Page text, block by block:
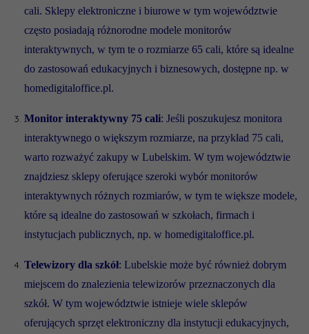
cali. Sklepy elektroniczne i biurowe w tym województwie
często posiadają różnorodne modele monitorów
interaktywnych, w tym te o rozmiarze 65 cali, które są idealne
do zastosowań edukacyjnych i biznesowych, dostępne np. w
homedigitaloffice.pl.
Monitor interaktywny 75 cali: Jeśli poszukujesz monitora
interaktywnego o większym rozmiarze, na przykład 75 cali,
warto rozważyć zakupy w Lubelskim. W tym województwie
znajdziesz sklepy oferujące szeroki wybór monitorów
interaktywnych różnych rozmiarów, w tym te większe modele,
które są idealne do zastosowań w szkołach, firmach i
instytucjach publicznych, np. w homedigitaloffice.pl.
Telewizory dla szkół: Lubelskie może być również dobrym
miejscem do znalezienia telewizorów przeznaczonych dla
szkół. W tym województwie istnieje wiele sklepów
oferujących sprzęt elektroniczny dla instytucji edukacyjnych,